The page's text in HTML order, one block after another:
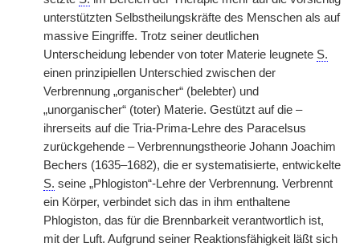
unterstützten Selbstheilungskräfte des Menschen als auf
massive Eingriffe. Trotz seiner deutlichen
Unterscheidung lebender von toter Materie leugnete S.
einen prinzipiellen Unterschied zwischen der
Verbrennung „organischer“ (belebter) und
„unorganischer“ (toter) Materie. Gestützt auf die –
ihrerseits auf die Tria-Prima-Lehre des Paracelsus
zurückgehende – Verbrennungstheorie Johann Joachim
Bechers (1635–1682), die er systematisierte, entwickelte
S. seine „Phlogiston“-Lehre der Verbrennung. Verbrennt
ein Körper, verbindet sich das in ihm enthaltene
Phlogiston, das für die Brennbarkeit verantwortlich ist,
mit der Luft. Aufgrund seiner Reaktionsfähigkeit läßt sich